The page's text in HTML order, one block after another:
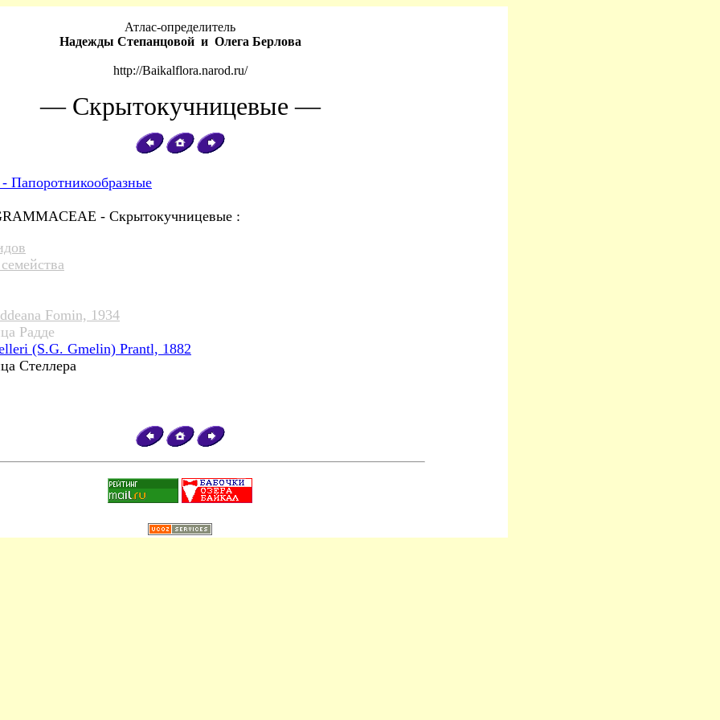
Атлас-определитель
Надежды Степанцовой и Олега Берлова
http://Baikalflora.narod.ru/
— Скрытокучницевые —
Папоротникообразные
- Скрытокучницевые :
Fomin, 1934
Радде
(S.G. Gmelin) Prantl, 1882
Стеллера